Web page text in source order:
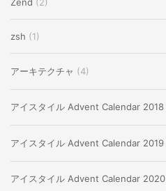
zsh (1)
アーキテクチャ (4)
アイスタイル Advent Calendar 2018
アイスタイル Advent Calendar 2019
アイスタイル Advent Calendar 2020